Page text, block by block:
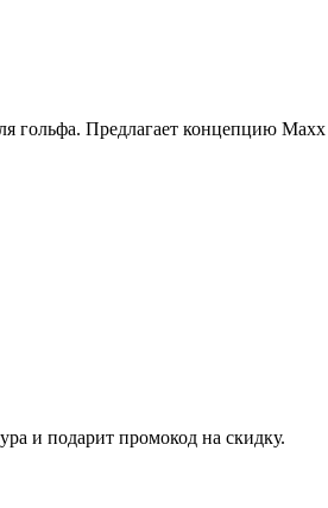
Предлагает концепцию
и подарит промокод на скидку.